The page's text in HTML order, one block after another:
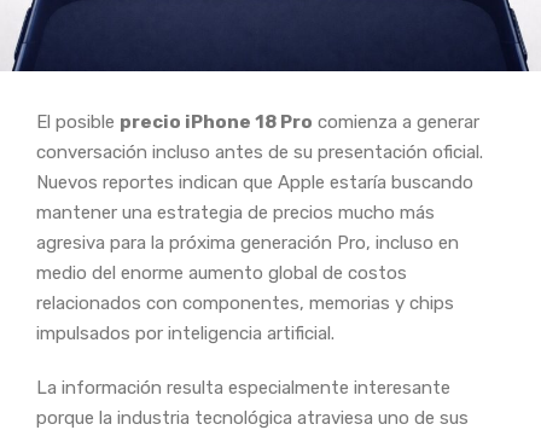
El posible precio iPhone 18 Pro comienza a generar
conversación incluso antes de su presentación oficial.
Nuevos reportes indican que Apple estaría buscando
mantener una estrategia de precios mucho más
agresiva para la próxima generación Pro, incluso en
medio del enorme aumento global de costos
relacionados con componentes, memorias y chips
impulsados por inteligencia artificial.
La información resulta especialmente interesante
porque la industria tecnológica atraviesa uno de sus